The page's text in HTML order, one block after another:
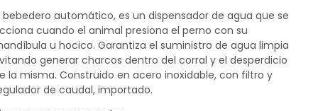
bebedero automático, es un dispensador de agua que se
cuando el animal presiona el perno con su
u hocico. Garantiza el suministro de agua limpia
generar charcos dentro del corral y el desperdicio
la misma. Construido en acero inoxidable, con filtro y
de caudal, importado.